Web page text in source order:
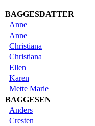
BAGGESDATTER
Anne
Anne
Christiana
Christiana
Ellen
Karen
Mette Marie
BAGGESEN
Anders
Cresten